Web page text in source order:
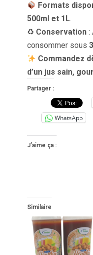
Formats
500ml et 1L.
♻ Conservation :
consommer sous
Commandez
d’un jus sain,
Partager :
WhatsApp
J’aime ça :
Similaire